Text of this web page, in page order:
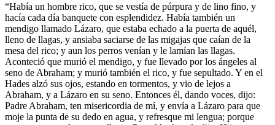
“Había un hombre rico, que se vestía de púrpura y de lino fino, y
hacía cada día banquete con esplendidez. Había también un
mendigo llamado Lázaro, que estaba echado a la puerta de aquél,
lleno de llagas, y ansiaba saciarse de las migajas que caían de la
mesa del rico; y aun los perros venían y le lamían las llagas.
Aconteció que murió el mendigo, y fue llevado por los ángeles al
seno de Abraham; y murió también el rico, y fue sepultado. Y en el
Hades alzó sus ojos, estando en tormentos, y vio de lejos a
Abraham, y a Lázaro en su seno. Entonces él, dando voces, dijo:
Padre Abraham, ten misericordia de mí, y envía a Lázaro para que
moje la punta de su dedo en agua, y refresque mi lengua; porque